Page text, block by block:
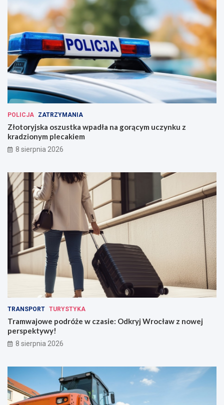
POLICJA ZATRZYMANIA
Złotoryjska oszustka wpadła na gorącym uczynku z
kradzionym plecakiem
8 sierpnia 2026
TRANSPORT TURYSTYKA
Tramwajowe podróże w czasie: Odkryj Wrocław z nowej
perspektywy!
8 sierpnia 2026